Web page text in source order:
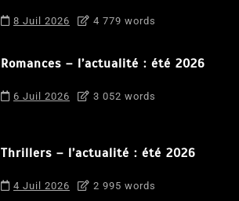
8 Juil 2026 4 779 words
Romances – l’actualité : été 2026
6 Juil 2026 3 052 words
Thrillers – l’actualité : été 2026
4 Juil 2026 2 995 words